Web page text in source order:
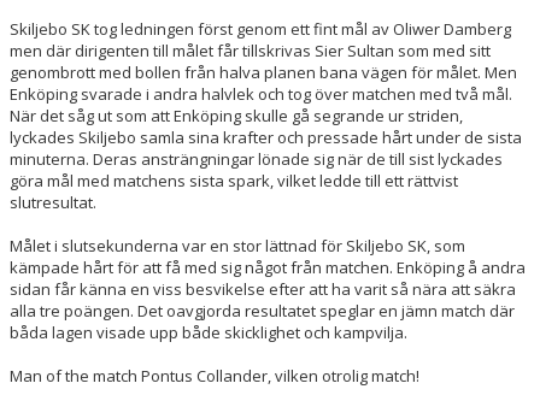
Skiljebo SK tog ledningen först genom ett fint mål av Oliwer Damberg
men där dirigenten till målet får tillskrivas Sier Sultan som med sitt
genombrott med bollen från halva planen bana vägen för målet. Men
Enköping svarade i andra halvlek och tog över matchen med två mål.
När det såg ut som att Enköping skulle gå segrande ur striden,
lyckades Skiljebo samla sina krafter och pressade hårt under de sista
minuterna. Deras ansträngningar lönade sig när de till sist lyckades
göra mål med matchens sista spark, vilket ledde till ett rättvist
slutresultat.
Målet i slutsekunderna var en stor lättnad för Skiljebo SK, som
kämpade hårt för att få med sig något från matchen. Enköping å andra
sidan får känna en viss besvikelse efter att ha varit så nära att säkra
alla tre poängen. Det oavgjorda resultatet speglar en jämn match där
båda lagen visade upp både skicklighet och kampvilja.
Man of the match Pontus Collander, vilken otrolig match!